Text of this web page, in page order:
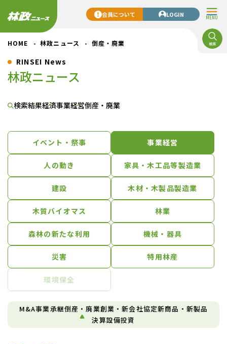
MENU
会員について LOGIN
HOME 林政ニュース 倒産・廃業
RINSEI News
林政ニュース
検索結果経済事業経営倒産・廃業
イベント・祭事 事業経営
人の動き 家具・木工品等製造業
建設 木材・木製品製造業
木質バイオマス 林業
森林の新たな利用 機械・器具
災害 特用林産
環境保全
M&A事業承継倒産・廃業創業・新会社協定新商品・新製品
決算設備投資